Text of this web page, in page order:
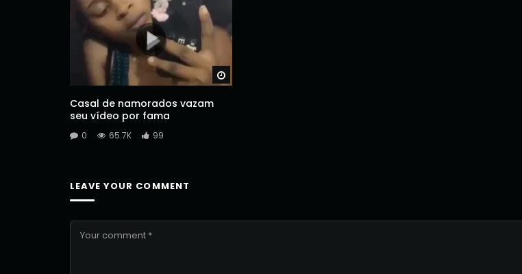
Casal de namorados vazam
seu vídeo por fama
0 65.7K 99
LEAVE YOUR COMMENT